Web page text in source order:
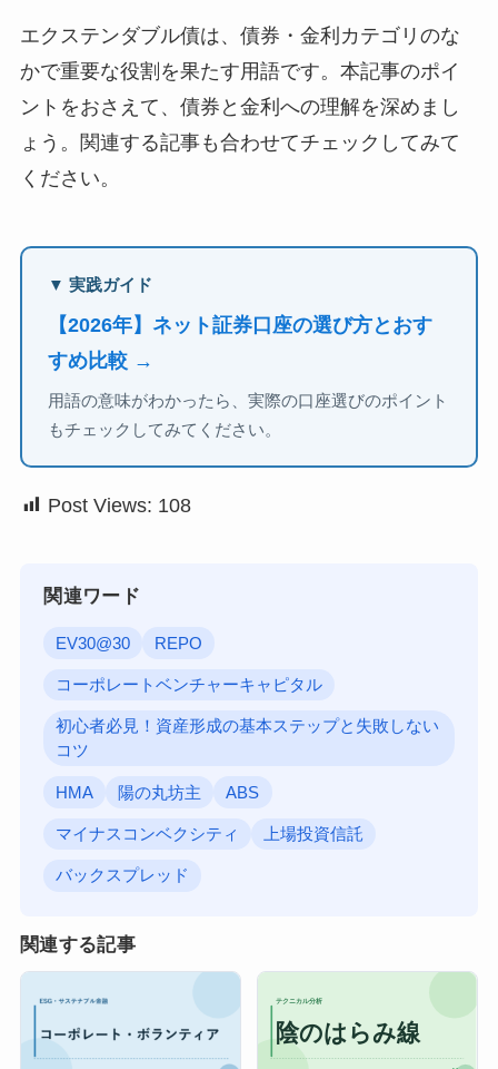
エクステンダブル債は、債券・金利カテゴリのな
かで重要な役割を果たす用語です。本記事のポイ
ントをおさえて、債券と金利への理解を深めまし
ょう。関連する記事も合わせてチェックしてみて
ください。
▼ 実践ガイド
【2026年】ネット証券口座の選び方とおす
すめ比較 →
用語の意味がわかったら、実際の口座選びのポイント
もチェックしてみてください。
Post Views: 108
関連ワード
EV30@30 REPO
コーポレートベンチャーキャピタル
初心者必見！資産形成の基本ステップと失敗しない
コツ
HMA 陽の丸坊主 ABS
マイナスコンベクシティ 上場投資信託
バックスプレッド
関連する記事